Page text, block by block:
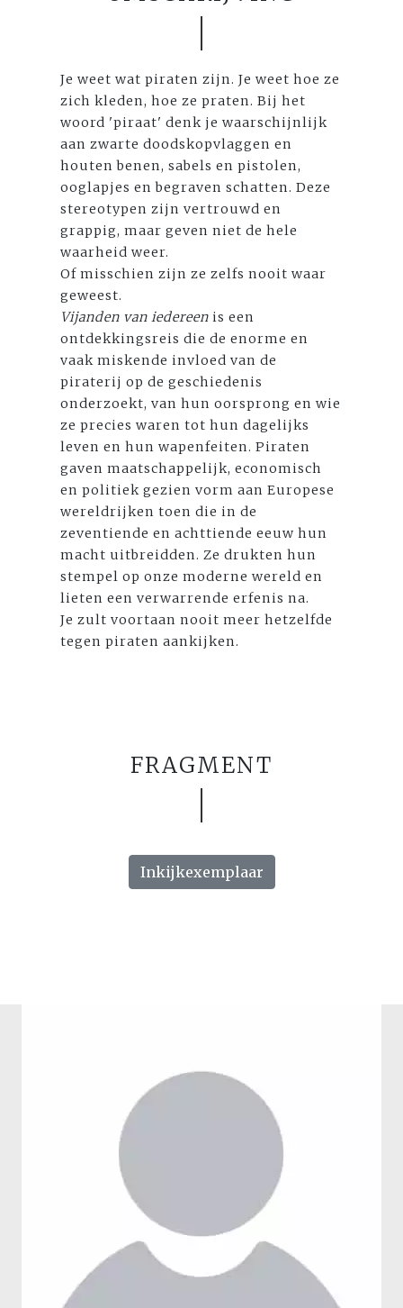
Je weet wat piraten zijn. Je weet hoe ze
zich kleden, hoe ze praten. Bij het
woord 'piraat' denk je waarschijnlijk
aan zwarte doodskopvlaggen en
houten benen, sabels en pistolen,
ooglapjes en begraven schatten. Deze
stereotypen zijn vertrouwd en
grappig, maar geven niet de hele
waarheid weer.
Of misschien zijn ze zelfs nooit waar
geweest.
Vijanden van iedereen is een
ontdekkingsreis die de enorme en
vaak miskende invloed van de
piraterij op de geschiedenis
onderzoekt, van hun oorsprong en wie
ze precies waren tot hun dagelijks
leven en hun wapenfeiten. Piraten
gaven maatschappelijk, economisch
en politiek gezien vorm aan Europese
wereldrijken toen die in de
zeventiende en achttiende eeuw hun
macht uitbreidden. Ze drukten hun
stempel op onze moderne wereld en
lieten een verwarrende erfenis na.
Je zult voortaan nooit meer hetzelfde
tegen piraten aankijken.
FRAGMENT
Inkijkexemplaar